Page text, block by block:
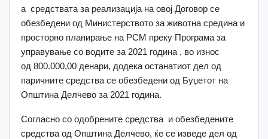
а средствата за реализација на овој Договор се
обезбедени од Министерството за животна средина и
просторно планирање на РСМ преку Програма за
управување со водите за 2021 година , во износ
од 800.000,00 денари, додека останатиот дел од
паричните средства се обезбедени од Буџетот на
Општина Делчево за 2021 година.
Согласно со одобрените средства и обезбедените
средства од Општина Делчево, ќе се изведе дел од